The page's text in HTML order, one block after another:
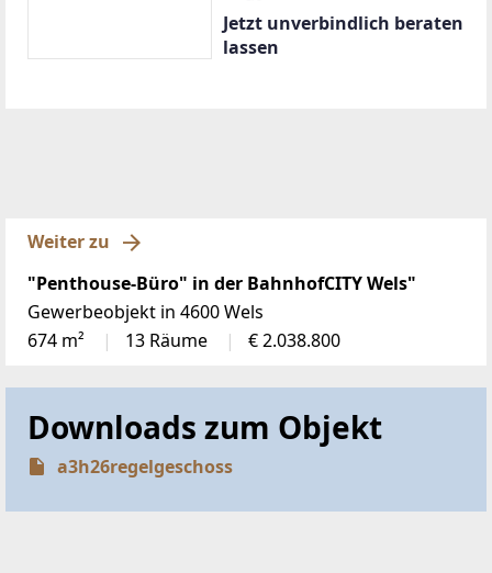
Jetzt unverbindlich beraten
lassen
Weiter zu
"Penthouse-Büro" in der BahnhofCITY Wels"
Gewerbeobjekt in 4600 Wels
674 m²
13 Räume € 2.038.800
Downloads zum Objekt
a3h26regelgeschoss